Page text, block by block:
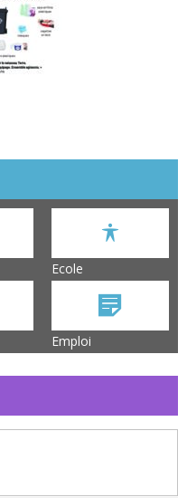
Ecole
Emploi